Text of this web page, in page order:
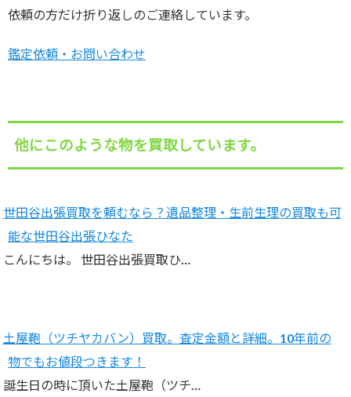
依頼の方だけ折り返しのご連絡しています。
鑑定依頼・お問い合わせ
他にこのような物を買取しています。
世田谷出張買取を頼むなら？遺品整理・生前生理の買取も可
能な世田谷出張ひなた
こんにちは。 世田谷出張買取ひ…
土屋鞄（ツチヤカバン）買取。査定金額と詳細。10年前の
物でもお値段つきます！
誕生日の時に頂いた土屋鞄（ツチ…